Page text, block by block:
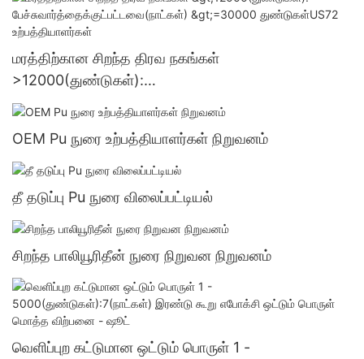
மரத்திற்கான சிறந்த திரவ நகங்கள்
>12000(துண்டுகள்):
பேச்சுவார்த்தைக்குட்பட்டவை(நாட்கள்) >=30000
துண்டுகள்US72 உற்பத்தியாளர்கள்
OEM Pu நுரை உற்பத்தியாளர்கள் நிறுவனம்
தீ தடுப்பு Pu நுரை விலைப்பட்டியல்
சிறந்த பாலியூரிதீன் நுரை நிறுவன நிறுவனம்
வெளிப்புற கட்டுமான ஒட்டும் பொருள் 1 -